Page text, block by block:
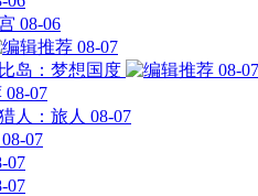
08-06
08-07
岛：梦想国度
08-07
08-07
人：旅人 08-07
08-07
07
07